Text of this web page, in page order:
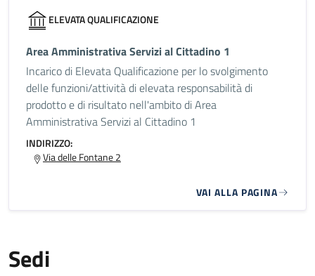
ELEVATA QUALIFICAZIONE
Area Amministrativa Servizi al Cittadino 1
Incarico di Elevata Qualificazione per lo svolgimento
delle funzioni/attività di elevata responsabilità di
prodotto e di risultato nell'ambito di Area
Amministrativa Servizi al Cittadino 1
INDIRIZZO:
Via delle Fontane 2
VAI ALLA PAGINA
Sedi